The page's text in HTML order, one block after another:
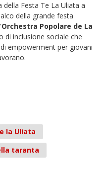
Festa Te La Uliata a
della grande festa
Orchestra Popolare de La
di inclusione sociale che
empowerment per giovani
la Uliata
taranta